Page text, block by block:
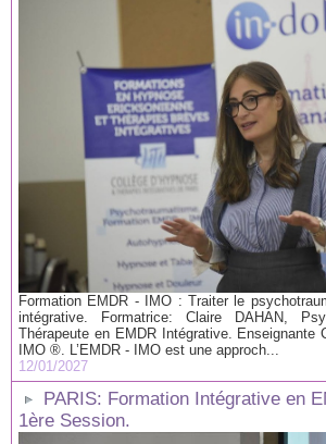
Formation EMDR - IMO : Traiter le
intégrative. Formatrice: Claire DAHAN,
Thérapeute en EMDR Intégrative. Enseignante
IMO ®. L’EMDR - IMO est une approch...
12/01/2027
PARIS: Formation Intégrative en
1ère Session.